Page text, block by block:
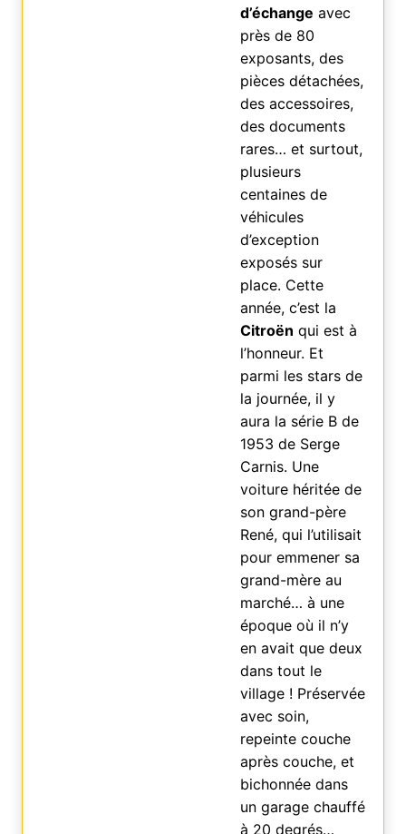
d’échange avec
près de 80
exposants, des
pièces détachées,
des accessoires,
des documents
rares… et surtout,
plusieurs
centaines de
véhicules
d’exception
exposés sur
place. Cette
année, c’est la
Citroën qui est à
l’honneur. Et
parmi les stars de
la journée, il y
aura la série B de
1953 de Serge
Carnis. Une
voiture héritée de
son grand-père
René, qui l’utilisait
pour emmener sa
grand-mère au
marché… à une
époque où il n’y
en avait que deux
dans tout le
village ! Préservée
avec soin,
repeinte couche
après couche, et
bichonnée dans
un garage chauffé
à 20 degrés…